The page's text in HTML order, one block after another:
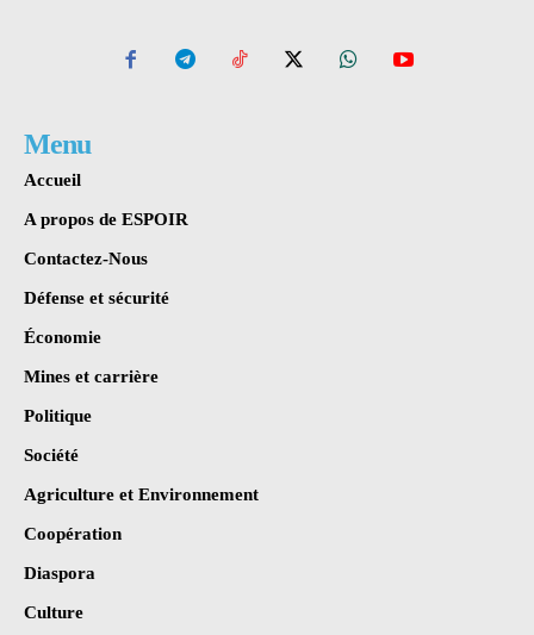
Menu
Accueil
A propos de ESPOIR
Contactez-Nous
Défense et sécurité
Économie
Mines et carrière
Politique
Société
Agriculture et Environnement
Coopération
Diaspora
Culture